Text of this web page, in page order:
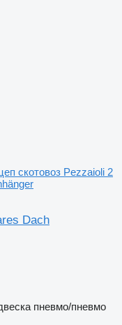
скотовоз Pezzaioli 2
Dach
пневмо/пневмо